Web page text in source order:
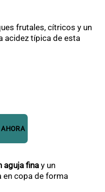
frutales, cítricos y un
acidez típica de esta
aguja finay un
copa de forma